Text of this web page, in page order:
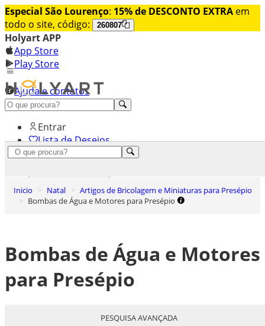
Especial São Lourenço: 15% de DESCONTO EXTRA em
todo o site, código:
260807
Holyart APP
App Store
Play Store
Ajuda e contatos
Conheça premium
Entrar
Lista de Desejos
Inicio Natal
Artigos de Bricolagem e Miniaturas para Presépio
Bombas de Água e Motores para Presépio
Bombas de Água e Motores
para Presépio
PESQUISA AVANÇADA